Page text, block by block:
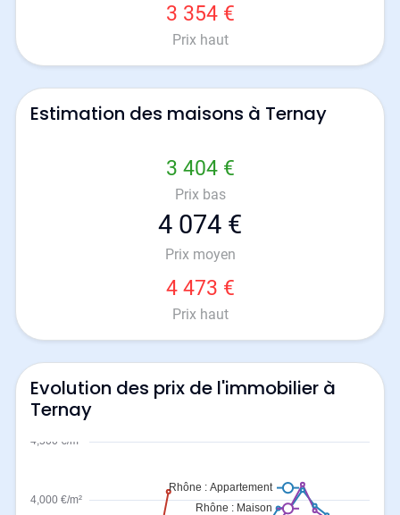
3 354 €
Prix haut
Estimation des maisons à Ternay
3 404 €
Prix bas
4 074 €
Prix moyen
4 473 €
Prix haut
Evolution des prix de l'immobilier à
Ternay